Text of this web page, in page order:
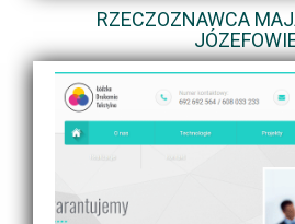
RZECZOZNAWCA